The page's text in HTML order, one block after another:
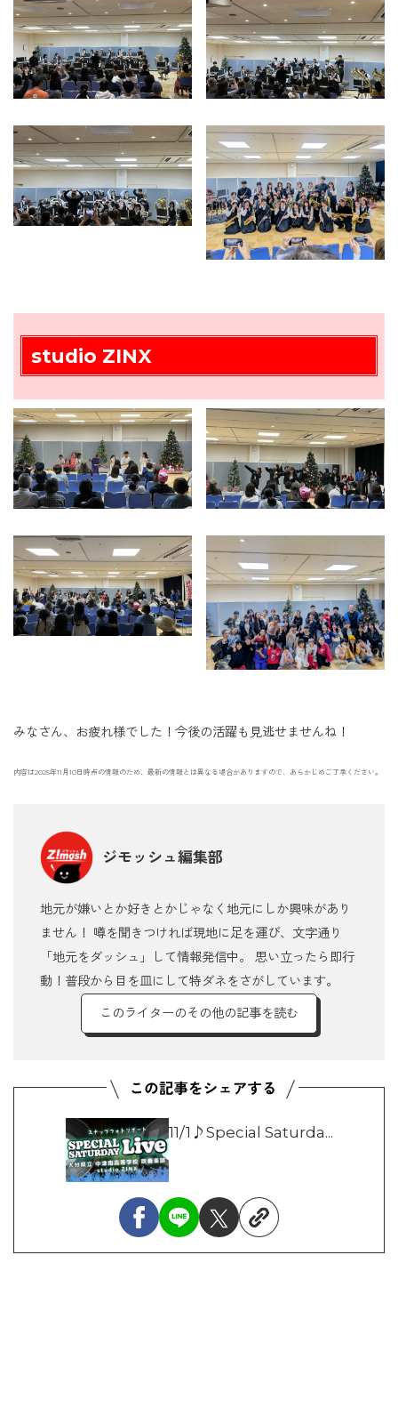
studio ZINX
みなさん、お疲れ様でした！今後の活躍も見逃せませんね！
内容は2025年11月10日時点の情報のため、最新の情報とは異なる場合がありますので、あらかじめご了承ください。
ジモッシュ編集部
地元が嫌いとか好きとかじゃなく地元にしか興味があり
ません！ 噂を聞きつければ現地に足を運び、文字通り
「地元をダッシュ」して情報発信中。 思い立ったら即行
動！普段から目を皿にして特ダネをさがしています。
このライターのその他の記事を読む
11/1♪Special Saturda...